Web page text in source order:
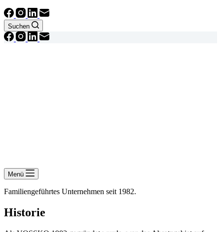
Suchen
Menü
Familiengeführtes Unternehmen seit 1982.
Historie